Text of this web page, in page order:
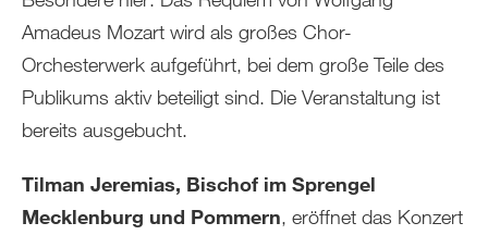
Amadeus Mozart wird als großes Chor-
Orchesterwerk aufgeführt, bei dem große Teile des
Publikums aktiv beteiligt sind. Die Veranstaltung ist
bereits ausgebucht.
Tilman Jeremias, Bischof im Sprengel
Mecklenburg und Pommern, eröffnet das Konzert